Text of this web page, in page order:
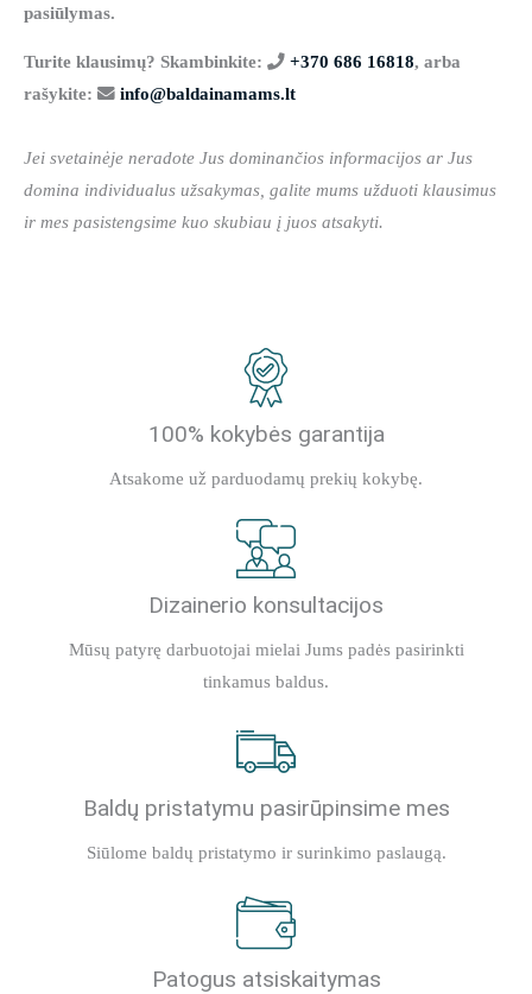
pasiūlymas.
Turite klausimų? Skambinkite: +370 686 16818, arba
rašykite:
info@baldainamams.lt
Jei svetainėje neradote Jus dominančios informacijos ar Jus
domina individualus užsakymas, galite mums užduoti klausimus
ir mes pasistengsime kuo skubiau į juos atsakyti.
100% kokybės garantija
Atsakome už parduodamų prekių kokybę.
Dizainerio konsultacijos
Mūsų patyrę darbuotojai mielai Jums padės pasirinkti
tinkamus baldus.
Baldų pristatymu pasirūpinsime mes
Siūlome baldų pristatymo ir surinkimo paslaugą.
Patogus atsiskaitymas